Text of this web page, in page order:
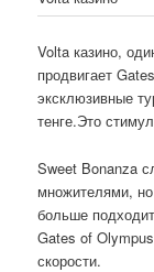
Volta казино,
продвигает
эксклюзивные
тенге.Это
Sweet Bonanza
множителями,
больше
Gates of
скорости.